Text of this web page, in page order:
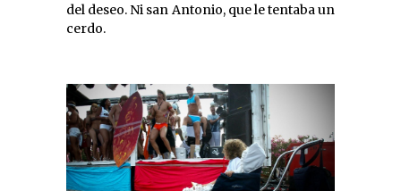
del deseo. Ni san Antonio, que le tentaba un
cerdo.